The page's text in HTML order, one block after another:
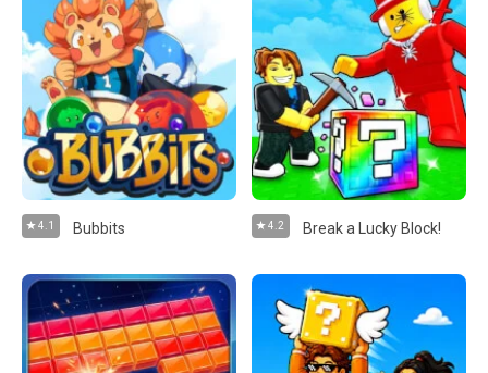
4.1 Bubbits 4.2 Break a Lucky Block!